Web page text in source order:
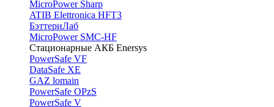
MicroPower Sharp
ATIB Elettronica HFT3
БэттериЛаб
MicroPower SMC-HF
Стационарные АКБ Enersys
PowerSafe VF
DataSafe XE
GAZ lomain
PowerSafe OPzS
PowerSafe V